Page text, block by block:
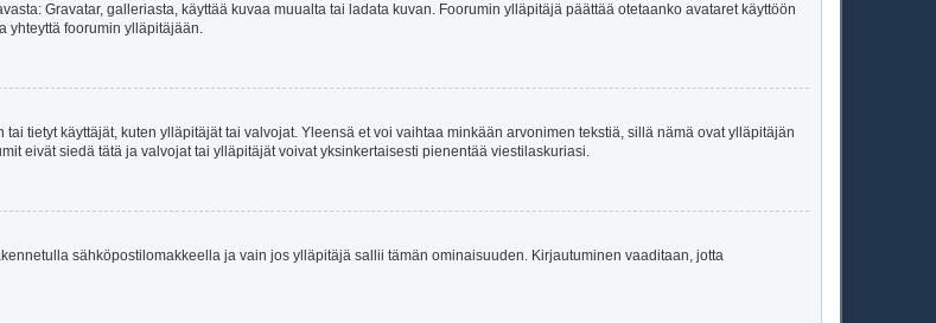
Gravatar, galleriasta, käyttää kuvaa muualta tai ladata kuvan. Foorumin ylläpitäjä päättää otetaanko avataret käyttöön
yhteyttä foorumin ylläpitäjään.
tietyt käyttäjät, kuten ylläpitäjät tai valvojat. Yleensä et voi vaihtaa minkään arvonimen tekstiä, sillä nämä ovat ylläpitäjän
eivät siedä tätä ja valvojat tai ylläpitäjät voivat yksinkertaisesti pienentää viestilaskuriasi.
sähköpostilomakkeella ja vain jos ylläpitäjä sallii tämän ominaisuuden. Kirjautuminen vaaditaan, jotta